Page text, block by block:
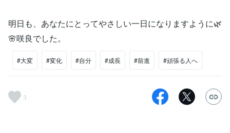
明日も、あなたにとってやさしい一日になりますように🌿
🌸咲良でした。
#大変 #変化 #自分 #成長 #前進 #頑張る人へ
3